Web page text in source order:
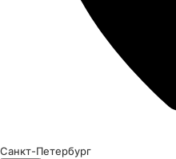
Санкт-Петербург